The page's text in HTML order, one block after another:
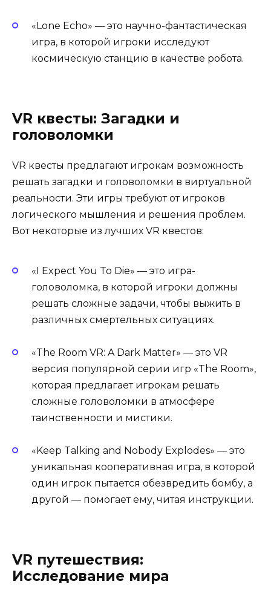
«Lone Echo» — это научно-фантастическая
игра, в которой игроки исследуют
космическую станцию в качестве робота.
VR квесты: Загадки и
головоломки
VR квесты предлагают игрокам возможность
решать загадки и головоломки в виртуальной
реальности. Эти игры требуют от игроков
логического мышления и решения проблем.
Вот некоторые из лучших VR квестов:
«I Expect You To Die» — это игра-
головоломка, в которой игроки должны
решать сложные задачи, чтобы выжить в
различных смертельных ситуациях.
«The Room VR: A Dark Matter» — это VR
версия популярной серии игр «The Room»,
которая предлагает игрокам решать
сложные головоломки в атмосфере
таинственности и мистики.
«Keep Talking and Nobody Explodes» — это
уникальная кооперативная игра, в которой
один игрок пытается обезвредить бомбу, а
другой — помогает ему, читая инструкции.
VR путешествия:
Исследование мира